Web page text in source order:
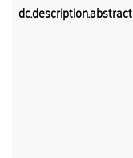
dc.description.abstract